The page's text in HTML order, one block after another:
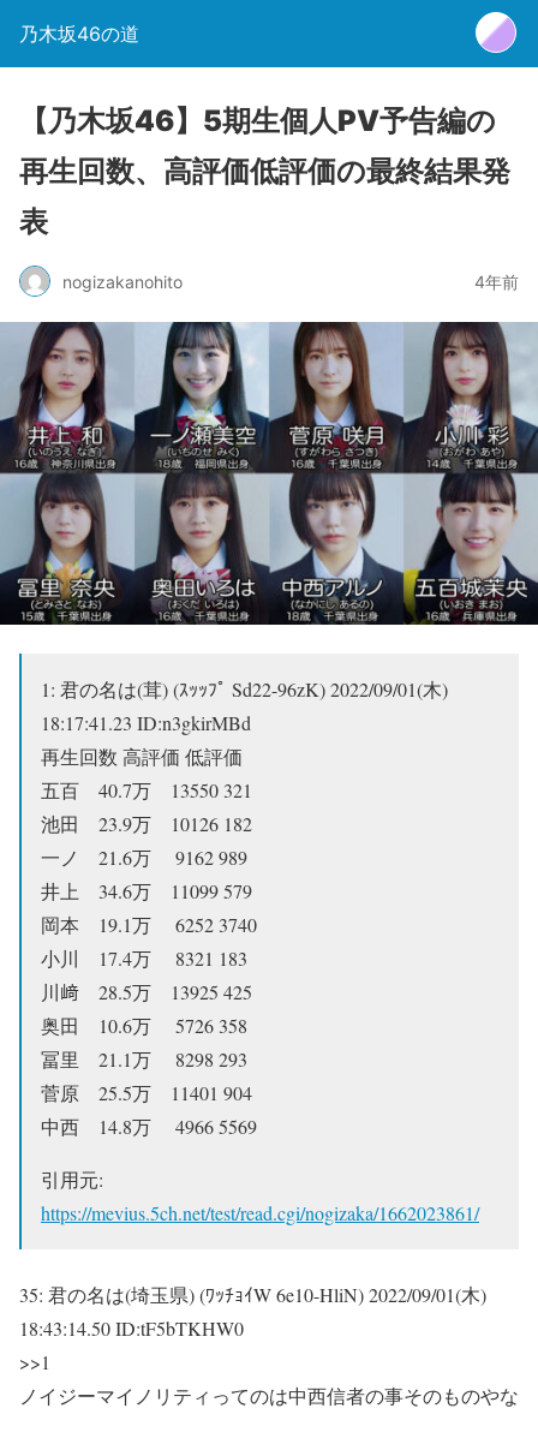
乃木坂46の道
【乃木坂46】5期生個人PV予告編の
再生回数、高評価低評価の最終結果発
表
nogizakanohito 4年前
1: 君の名は(茸) (ｽｯｯﾌﾟ Sd22-96zK)2022/09/01(木)
18:17:41.23 ID:n3gkirMBd
再生回数 高評価 低評価
五百 40.7万 13550 321
池田 23.9万 10126 182
一ノ 21.6万 9162 989
井上 34.6万 11099 579
岡本 19.1万 6252 3740
小川 17.4万 8321 183
川﨑 28.5万 13925 425
奥田 10.6万 5726 358
冨里 21.1万 8298 293
菅原 25.5万 11401 904
中西 14.8万 4966 5569
引用元:
https://mevius.5ch.net/test/read.cgi/nogizaka/1662023861/
35: 君の名は(埼玉県) (ﾜｯﾁｮｲW 6e10-HliN)2022/09/01(木)
18:43:14.50 ID:tF5bTKHW0
>>1
ノイジーマイノリティってのは中西信者の事そのものやな